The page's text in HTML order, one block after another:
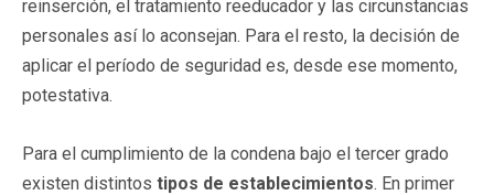
reinserción, el tratamiento reeducador y las circunstancias
personales así lo aconsejan. Para el resto, la decisión de
aplicar el período de seguridad es, desde ese momento,
potestativa.
Para el cumplimiento de la condena bajo el tercer grado
existen distintos tipos de establecimientos. En primer